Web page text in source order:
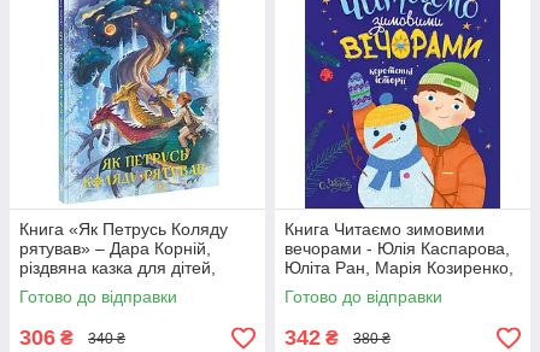
Книга «Як Петрусь Коляду
рятував» – Дара Корній,
різдвяна казка для дітей,
зимова історія, українська
книга (9786170979926)
Готово до відправки
306 ₴ 340 ₴
Книга Читаємо зимовими
вечорами - Юлія Каспарова,
Юліта Ран, Марія Козиренко,
Ганна Макуліна, Інна
Конопленко, Катерина
Тіхозора
Готово до відправки
342 ₴ 380 ₴